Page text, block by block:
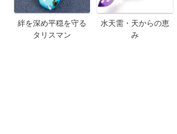
絆を深め平穏を守る
タリスマン
水天需・天からの恵
み